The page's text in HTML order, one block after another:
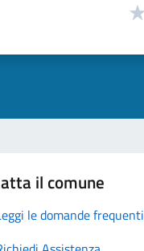
il comune
le domande frequenti